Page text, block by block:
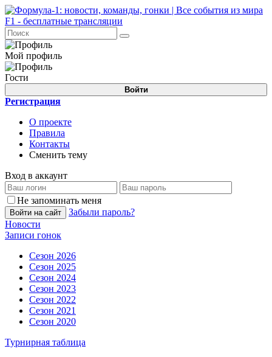
Мой профиль
Гости
Войти
Регистрация
О проекте
Правила
Контакты
Сменить тему
Вход в аккаунт
Не запоминать меня
Войти на сайт
Забыли пароль?
Новости
Записи гонок
Сезон 2026
Сезон 2025
Сезон 2024
Сезон 2023
Сезон 2022
Сезон 2021
Сезон 2020
Турнирная таблица